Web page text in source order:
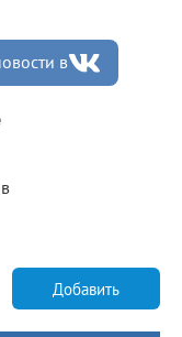
в
Добавить